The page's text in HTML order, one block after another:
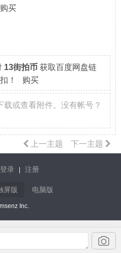
买
13街拍币 获取百度网盘链
扣！ 购买
载或查看附件。没有帐号？
下一主题
上一主题
登录 注册
屏版 电脑版
Inc.